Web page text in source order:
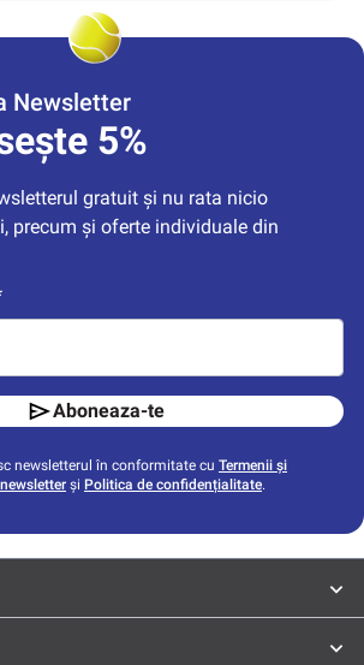
Newsletter
5%
gratuit și nu rata nicio
precum și oferte individuale din
Aboneaza-te
newsletterul în conformitate cu Termenii și
și Politica de confidențialitate.